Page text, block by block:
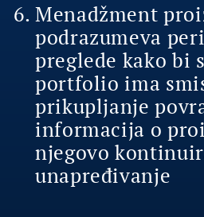
Menadžment
podrazumeva
preglede kako bi
portfolio ima
prikupljanje
informacija o
njegovo
unapređivanje